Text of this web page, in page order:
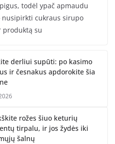
todėl ypač apmaudu
nusipirkti cukraus sirupo
produktą su
derliui supūti: po kasimo
ir česnakus apdorokite šia
rožes šiuo keturių
tirpalu, ir jos žydės iki
šalnų